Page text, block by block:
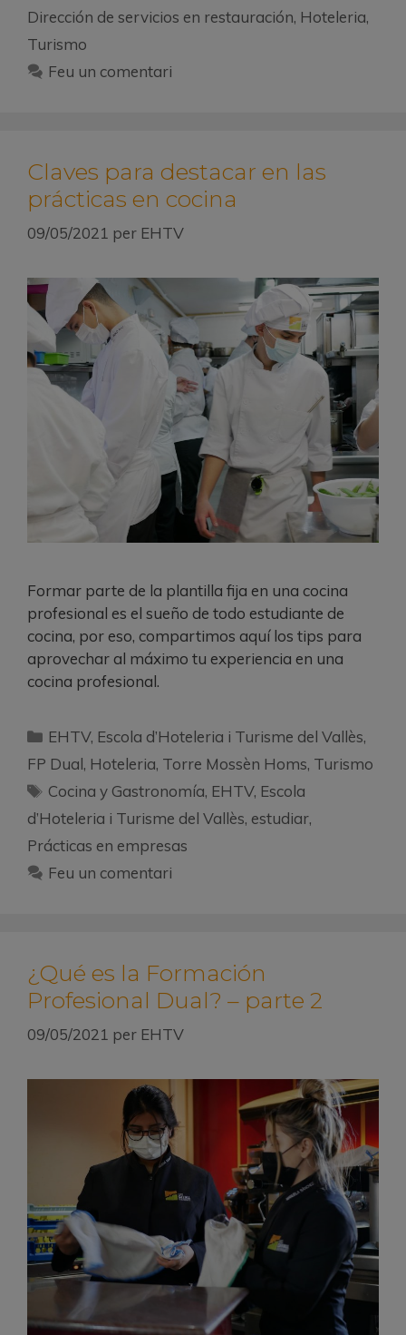
Dirección de servicios en restauración, Hoteleria,
Turismo
Feu un comentari
Claves para destacar en las
prácticas en cocina
09/05/2021 per EHTV
Formar parte de la plantilla fija en una cocina
profesional es el sueño de todo estudiante de
cocina, por eso, compartimos aquí los tips para
aprovechar al máximo tu experiencia en una
cocina profesional.
EHTV, Escola d’Hoteleria i Turisme del Vallès,
FP Dual, Hoteleria, Torre Mossèn Homs, Turismo
Cocina y Gastronomía, EHTV, Escola
d’Hoteleria i Turisme del Vallès, estudiar,
Prácticas en empresas
Feu un comentari
¿Qué es la Formación
Profesional Dual? – parte 2
09/05/2021 per EHTV